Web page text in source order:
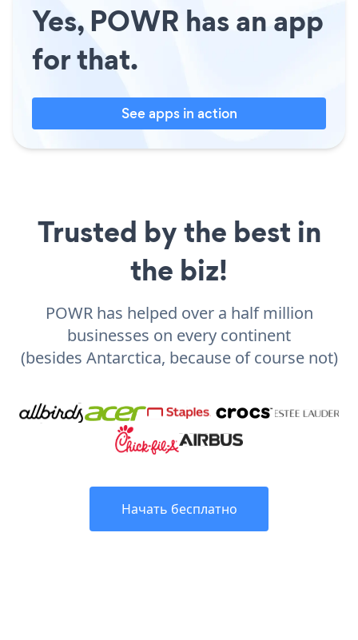
Yes, POWR has an app
for that.
See apps in action
Trusted by the best in
the biz!
POWR has helped over a half million
businesses on every continent
(besides Antarctica, because of course not)
Начать бесплатно